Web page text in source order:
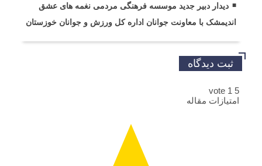
دیدار دبیر جدید موسسه فرهنگی مردمی نغمه های عشق
اندیمشک با معاونت جوانان اداره کل ورزش و جوانان خوزستان
ثبت دیدگاه
5
1
vote
امتیازات مقاله